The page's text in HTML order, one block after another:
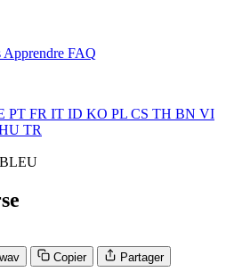
Apprendre FAQ
PT FR IT ID KO PL CS TH BN VI
TR
BLEU
Copier Partager